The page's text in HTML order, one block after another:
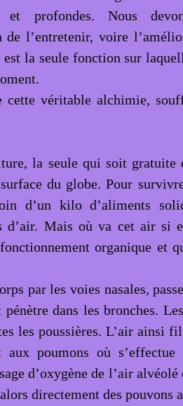
et profondes. Nous
l’entretenir, voire
la seule fonction sur
cette véritable alchimie,
la seule qui soit gratuite
du globe. Pour
d’un kilo d’aliments
Mais où va cet air si
organique et
par les voies nasales,
pénètre dans les bronches.
les poussières. L’air ainsi
poumons où s’effectue
d’oxygène de l’air alvéolé
directement des pouvons